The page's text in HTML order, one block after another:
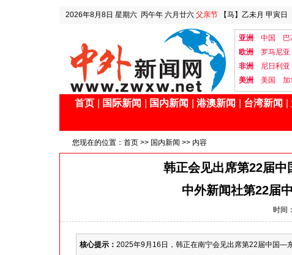
2026年8月8日 星期六 丙午年 六月廿六 父亲节 【马】乙未月 甲寅日
亚洲 中国
欧洲
罗马尼亚
非洲
尼日利亚
美洲
美国 加
首页 国际新闻 国内新闻 港澳新闻 台湾新闻
您现在的位置： 首页 >> 国内新闻 >> 内容
韩正会见出席第22届
中外新闻社第22届
时间
核心提示： 2025年9月16日，韩正在南宁会见出席第22届中国—